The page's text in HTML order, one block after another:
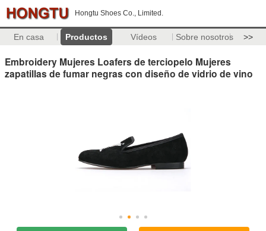
Hongtu Shoes Co., Limited.
En casa Productos Vídeos Sobre nosotros >>
Embroidery Mujeres Loafers de terciopelo Mujeres
zapatillas de fumar negras con diseño de vidrio de vino